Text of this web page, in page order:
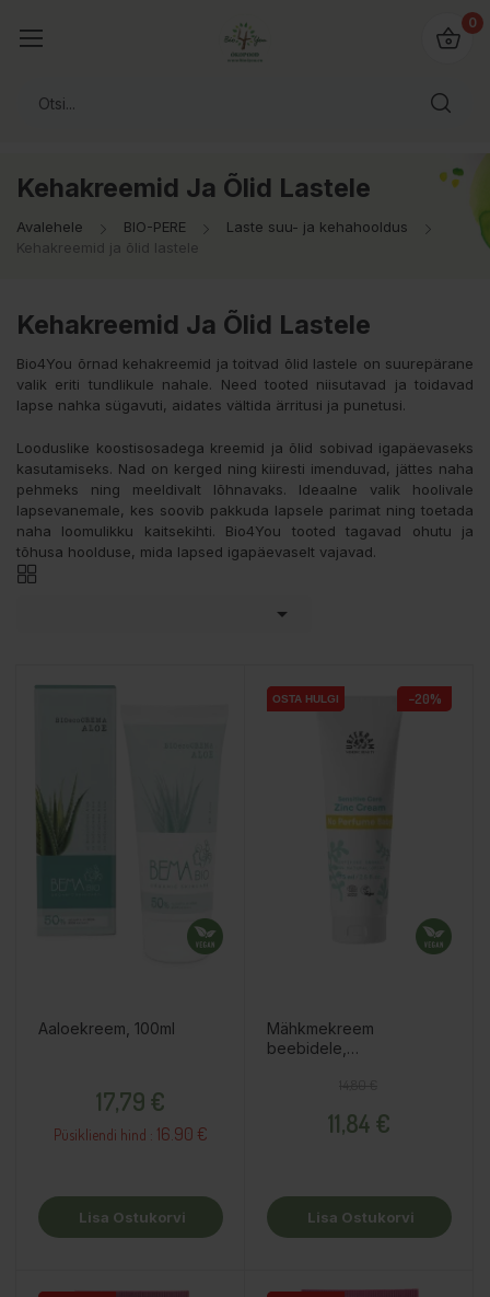
0
Kehakreemid Ja Õlid Lastele
Avalehele BIO-PERE
Laste suu- ja kehahooldus
Kehakreemid ja õlid lastele
Kehakreemid Ja Õlid Lastele
Bio4You õrnad kehakreemid ja toitvad õlid lastele on suurepärane
valik eriti tundlikule nahale. Need tooted niisutavad ja toidavad
lapse nahka sügavuti, aidates vältida ärritusi ja punetusi.
Looduslike koostisosadega kreemid ja õlid sobivad igapäevaseks
kasutamiseks. Nad on kerged ning kiiresti imenduvad, jättes naha
pehmeks ning meeldivalt lõhnavaks. Ideaalne valik hoolivale
lapsevanemale, kes soovib pakkuda lapsele parimat ning toetada
naha loomulikku kaitsekihti. Bio4You tooted tagavad ohutu ja
tõhusa hoolduse, mida lapsed igapäevaselt vajavad.

Aaloekreem, 100ml
17,79 €
Püsikliendi hind : 16.90 €
Lisa Ostukorvi
OSTA HULGI
OSTA HULGI −20%
Mähkmekreem
beebidele,
11,84 €
Lisa Ostukorvi